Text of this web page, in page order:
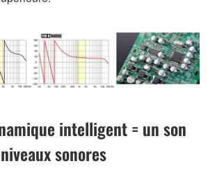
intelligent = un son
sonores